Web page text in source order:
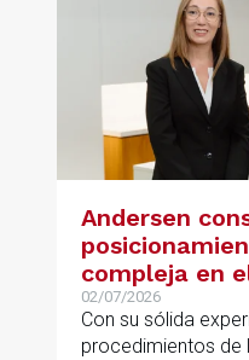
Andersen
compleja en
España con
de Rebeca
02/07/2026
Con su sólida
procedimientos de